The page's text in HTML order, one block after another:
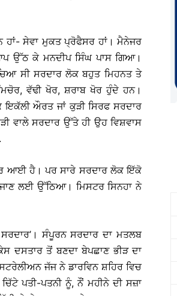
ਹਾਂ- ਸੇਵਾ ਮੁਕਤ ਪ੍ਰੋਫੈਸਰ ਹਾਂ। ਮੈਨੇਜਰ
ਉੱਠ ਕੇ ਮਨਦੀਪ ਸਿੰਘ ਪਾਸ ਗਿਆ।
ਸੀ ਸਰਦਾਰ ਲੋਕ ਬਹੁਤ ਮਿਹਨਤ ਤੇ
ਵੱਢੀ ਖੋਰ, ਸ਼ਰਾਬ ਖੋਰ ਹੁੰਦੇ ਹਨ।
ਇਕੱਲੀ ਔਰਤ ਜਾਂ ਕੁੜੀ ਸਿਰਫ ਸਰਦਾਰ
ਵਾਲੇ ਸਰਦਾਰ ਉੱਤੇ ਹੀ ਉਹ ਵਿਸ਼ਵਾਸ
ਆਈ ਹੈ। ਪਰ ਸਾਰੇ ਸਰਦਾਰ ਲੋਕ ਇੱਕੋ
ਲਈ ਉੱਠਿਆ। ਮਿਸਟਰ ਸਿਨਹਾ ਨੇ
ਸੰਪੂਰਨ ਸਰਦਾਰ ਦਾ ਮਤਲਬ
ਦਸਤਾਰ ਤੋਂ ਬਣਦਾ ਬੇਪਛਾਣ ਭੀੜ ਦਾ
ਜੱਜ ਨੇ ਡਾਰਵਿਨ ਸ਼ਹਿਰ ਵਿਚ
ਪਤੀ-ਪਤਨੀ ਨੂੰ, ਨੌਂ ਮਹੀਨੇ ਦੀ ਸਜ਼ਾ